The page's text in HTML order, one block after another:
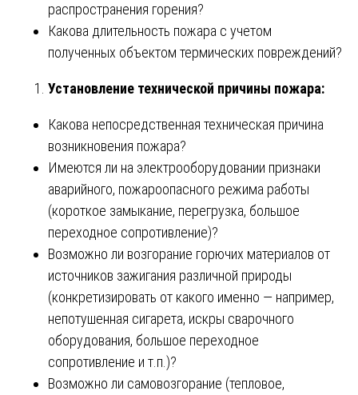
распространения горения?
Какова длительность пожара с учетом
полученных объектом термических повреждений?
Установление технической причины пожара:
Какова непосредственная техническая причина
возникновения пожара?
Имеются ли на электрооборудовании признаки
аварийного, пожароопасного режима работы
(короткое замыкание, перегрузка, большое
переходное сопротивление)?
Возможно ли возгорание горючих материалов от
источников зажигания различной природы
(конкретизировать от какого именно — например,
непотушенная сигарета, искры сварочного
оборудования, большое переходное
сопротивление и т.п.)?
Возможно ли самовозгорание (тепловое,